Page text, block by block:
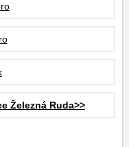
Železná Ruda>>